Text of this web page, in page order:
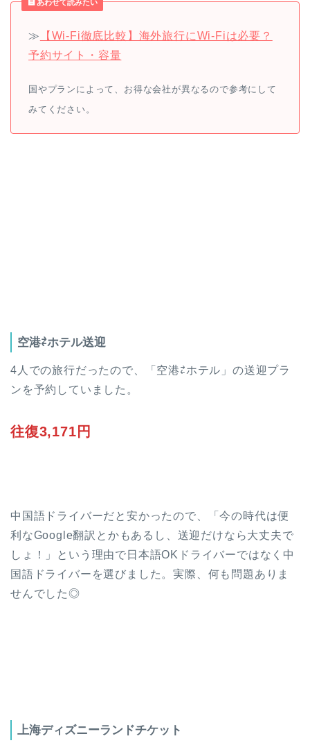
あわせて読みたい
≫
【Wi-Fi徹底比較】海外旅行にWi-Fiは必要？
予約サイト・容量
国やプランによって、お得な会社が異なるので参考にして
みてください。
空港⇄ホテル送迎
4人での旅行だったので、「空港⇄ホテル」の送迎プラ
ンを予約していました。
往復3,171円
中国語ドライバーだと安かったので、「今の時代は便
利なGoogle翻訳とかもあるし、送迎だけなら大丈夫で
しょ！」という理由で日本語OKドライバーではなく中
国語ドライバーを選びました。実際、何も問題ありま
せんでした◎
上海ディズニーランドチケット